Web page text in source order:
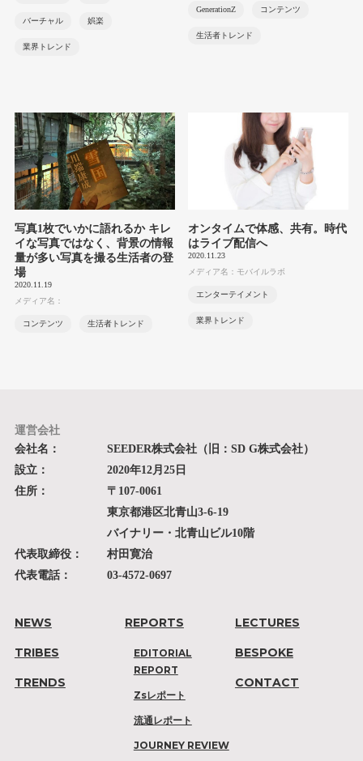
バーチャル 娯楽
業界トレンド
GenerationZ コンテンツ
生活者トレンド
写真1枚でいかに語れるか キレ
イな写真ではなく、背景の情報
量が多い写真を撮る生活者の登
場
2020.11.19
メディア名：
コンテンツ 生活者トレンド
オンタイムで体感、共有。時代
はライブ配信へ
2020.11.23
メディア名：モバイルラボ
エンターテイメント
業界トレンド
運営会社
会社名：
SEEDER株式会社（旧：SD G株式会社）
設立：
2020年12月25日
住所：
〒107-0061
東京都港区北青山3-6-19
バイナリー・北青山ビル10階
代表取締役：
村田寛治
代表電話：
03-4572-0697
NEWS
TRIBES
TRENDS
REPORTS
EDITORIAL
REPORT
Zsレポート
流通レポート
JOURNEY REVIEW
LECTURES
BESPOKE
CONTACT